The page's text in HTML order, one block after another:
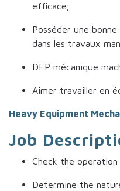
efficace;
Posséder une
dans les travaux
DEP mécanique
Aimer travailler en
Heavy Equipment
Job
Check the
Determine the